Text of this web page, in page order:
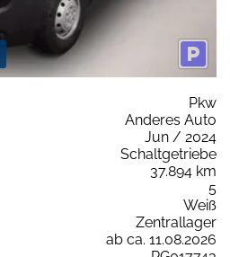
Pkw
Anderes Auto
Jun / 2024
Schaltgetriebe
37.894 km
5
Weiß
Zentrallager
ab ca. 11.08.2026